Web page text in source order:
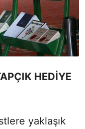
HEDİYE
yaklaşık